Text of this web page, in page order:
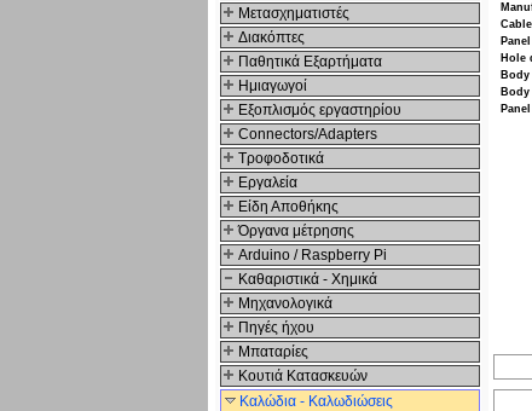
Μετασχηματιστές
Διακόπτες
Παθητικά Εξαρτήματα
Hμιαγωγοί
Εξοπλισμός εργαστηρίου
Connectors/Adapters
Τροφοδοτικά
Εργαλεία
Είδη Αποθήκης
Όργανα μέτρησης
Arduino / Raspberry Pi
Καθαριστικά - Χημικά
Μηχανολογικά
Πηγές ήχου
Μπαταρίες
Κουτιά Κατασκευών
Καλώδια - Καλωδιώσεις
Hole
Body